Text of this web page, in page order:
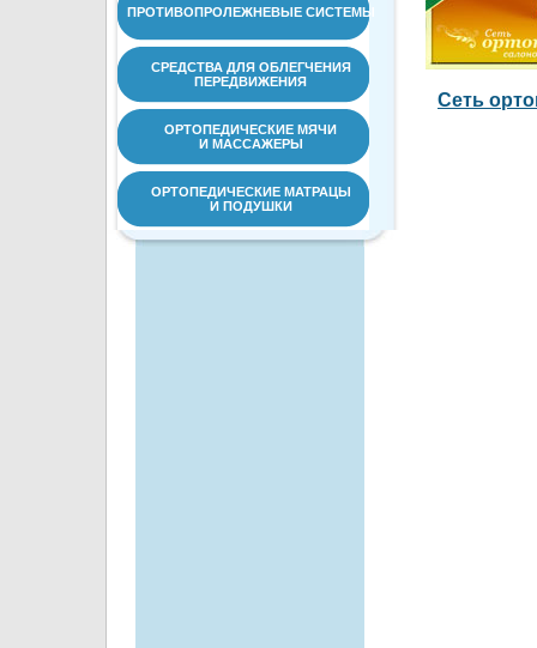
ПРОТИВОПРОЛЕЖНЕВЫЕ СИСТЕМЫ
СРЕДСТВА ДЛЯ ОБЛЕГЧЕНИЯ
ПЕРЕДВИЖЕНИЯ
ОРТОПЕДИЧЕСКИЕ МЯЧИ
И МАССАЖЕРЫ
ОРТОПЕДИЧЕСКИЕ МАТРАЦЫ
И ПОДУШКИ
Сеть